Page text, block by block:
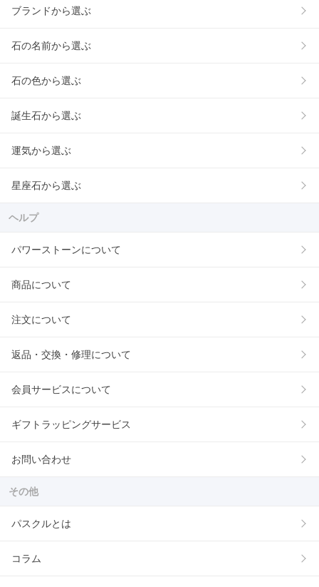
ブランドから選ぶ
石の名前から選ぶ
石の色から選ぶ
誕生石から選ぶ
運気から選ぶ
星座石から選ぶ
ヘルプ
パワーストーンについて
商品について
注文について
返品・交換・修理について
会員サービスについて
ギフトラッピングサービス
お問い合わせ
その他
パスクルとは
コラム